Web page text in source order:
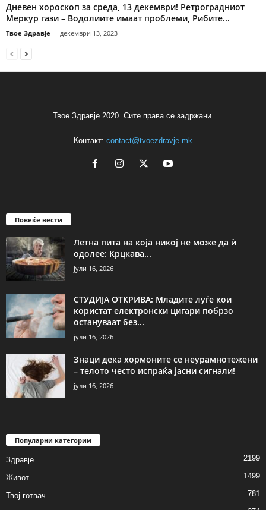
Дневен хороскоп за среда, 13 декември! Ретроградниот
Меркур гази – Водолиите имаат проблеми, Рибите...
Твое Здравје - декември 13, 2023
Твое Здравје 2020. Сите права се задржани.
Контакт: contact@tvoezdravje.mk
Повеќе вести
Летна пита на која никој не може да ѝ
одолее: Крцкава...
јули 16, 2026
СТУДИЈА ОТКРИВА: Младите луѓе кои
користат електронски цигари побрзо
остануваат без...
јули 16, 2026
Знаци дека хормоните се неурамнотежени
– телото често испраќа јасни сигнали!
јули 16, 2026
Популарни категории
Здравје 2199
Живот 1499
Твој готвач 781